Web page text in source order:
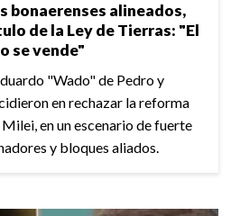
bonaerenses alineados,
de la Ley de Tierras: "El
se vende"
"Wado" de Pedro y
en rechazar la reforma
en un escenario de fuerte
y bloques aliados.